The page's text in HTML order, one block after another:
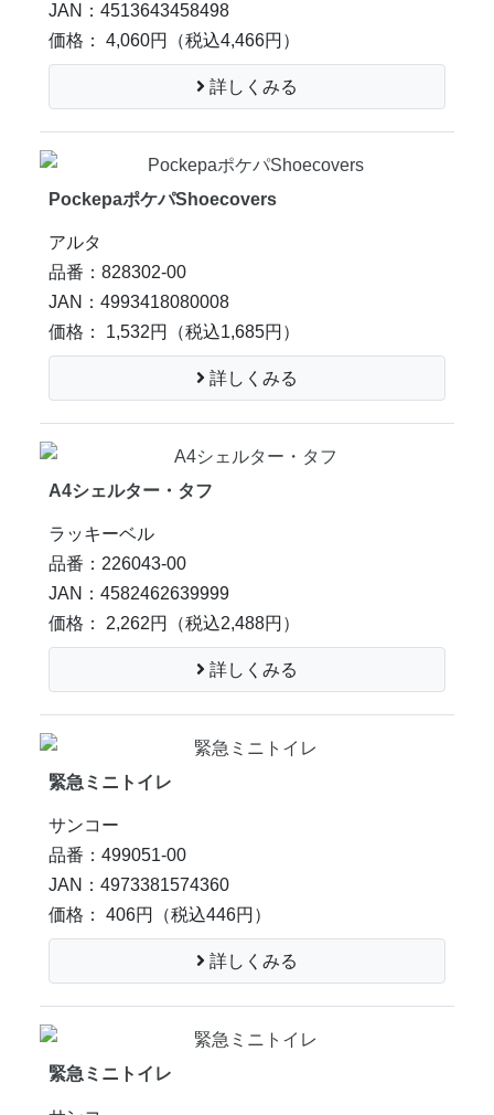
JAN：4513643458498
価格： 4,060円
（税込4,466円）
詳しくみる
PockepaポケパShoecovers
アルタ
品番：828302-00
JAN：4993418080008
価格： 1,532円
（税込1,685円）
詳しくみる
A4シェルター・タフ
ラッキーベル
品番：226043-00
JAN：4582462639999
価格： 2,262円
（税込2,488円）
詳しくみる
緊急ミニトイレ
サンコー
品番：499051-00
JAN：4973381574360
価格： 406円
（税込446円）
詳しくみる
緊急ミニトイレ